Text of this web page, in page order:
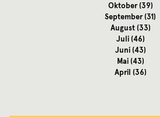
Oktober(39)
September(31)
August(33)
Juli(46)
Juni(43)
Mai(43)
April (36)